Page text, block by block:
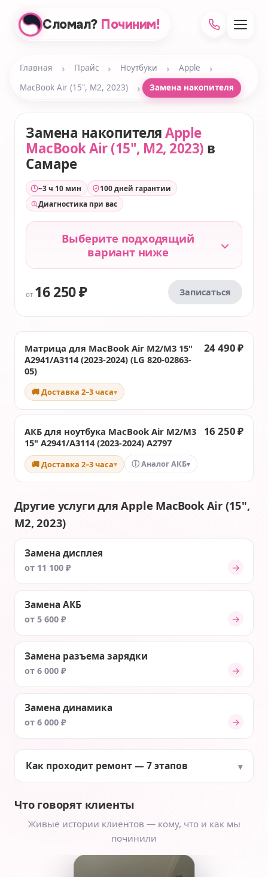
Сломал? Починим!
Главная › Прайс › Ноутбуки › Apple ›
MacBook Air (15", M2, 2023) › Замена накопителя
Замена накопителяApple
MacBook Air (15", M2, 2023) в
Самаре
~3 ч 10 мин
100 дней гарантии
Диагностика при вас
Выберите подходящий
вариант ниже
от 16 250 ₽ Записаться
Матрица для MacBook Air M2/M3 15"
A2941/A3114 (2023-2024) (LG 820-02863-
05)
24 490 ₽
🚚 Доставка 2–3 часа▾
АКБ для ноутбука MacBook Air M2/M3
15" A2941/A3114 (2023-2024) A2797
16 250 ₽
🚚 Доставка 2–3 часа▾ ⓘ Аналог АКБ▾
Другие услуги для Apple MacBook Air (15",
M2, 2023)
Замена дисплея
от 11 100 ₽ →
Замена АКБ
от 5 600 ₽ →
Замена разъема зарядки
от 6 000 ₽ →
Замена динамика
от 6 000 ₽ →
Как проходит ремонт — 7 этапов
Что говорят клиенты
Живые истории клиентов — кому, что и как мы
починили